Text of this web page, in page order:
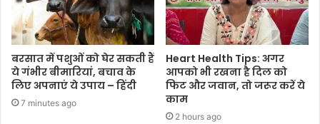
बरसात में पशुओं को घेर सकती हैं
ये गंभीर बीमारियां, बचाव के
लिए अपनाएं ये उपाय – हिंदी
7 minutes ago
Heart Health Tips: अगर
आपको भी रखना है दिल को
फिट और जवान, तो जरूर करें ये
काम
2 hours ago